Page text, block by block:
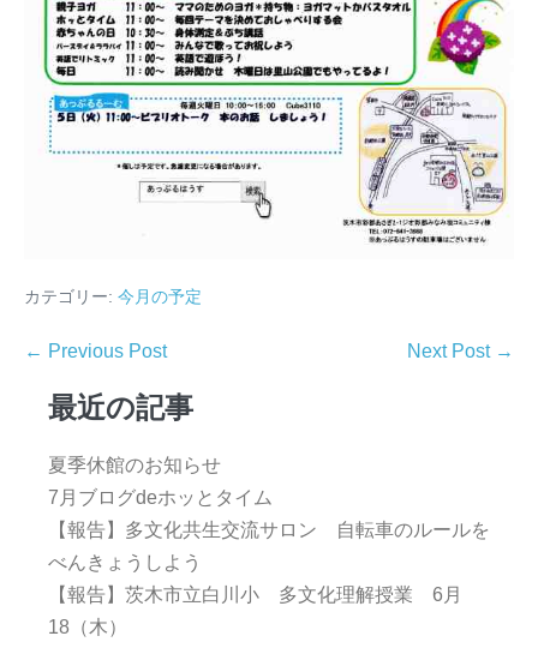
カテゴリー: 今月の予定
← Previous Post Next Post →
最近の記事
夏季休館のお知らせ
7月ブログdeホッとタイム
【報告】多文化共生交流サロン 自転車のルールを
べんきょうしよう
【報告】茨木市立白川小 多文化理解授業 6月
18（木）